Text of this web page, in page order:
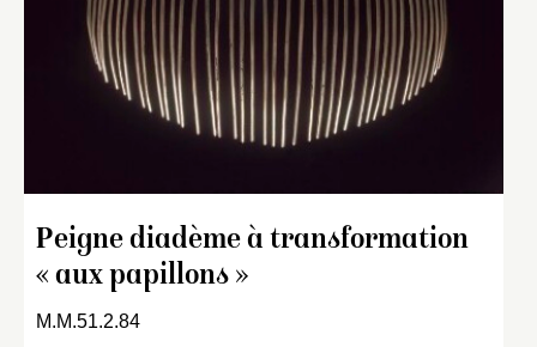
Peigne diadème à transformation
« aux papillons »
M.M.51.2.84